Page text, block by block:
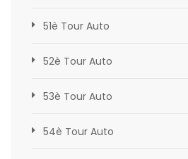
51è Tour Auto
52è Tour Auto
53è Tour Auto
54è Tour Auto